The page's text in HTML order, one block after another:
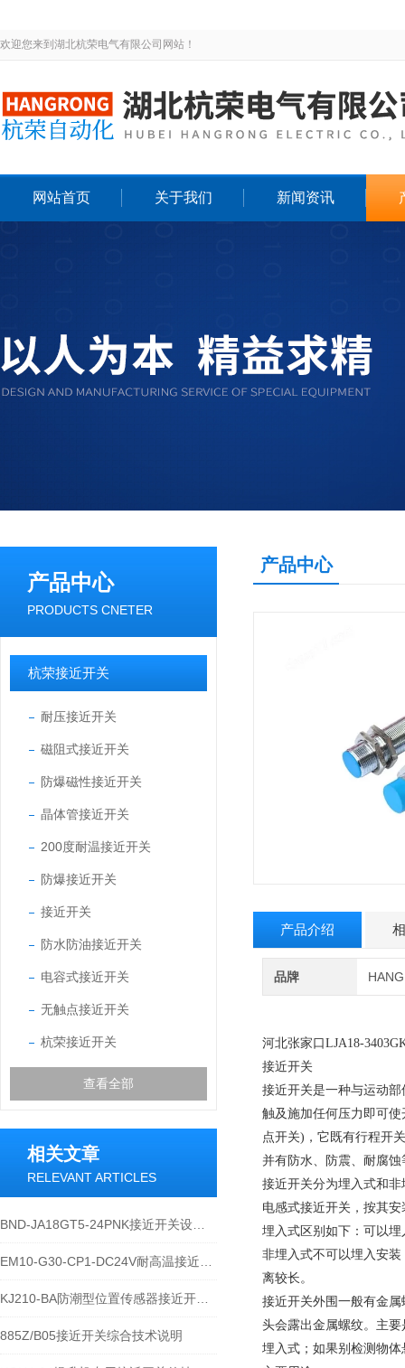
欢迎您来到湖北杭荣电气有限公司网站！
网站首页 关于我们 新闻资讯
产品中心
PRODUCTS CNETER
杭荣接近开关
耐压接近开关
磁阻式接近开关
防爆磁性接近开关
晶体管接近开关
200度耐温接近开关
防爆接近开关
接近开关
防水防油接近开关
电容式接近开关
无触点接近开关
杭荣接近开关
查看全部
相关文章
RELEVANT ARTICLES
885Z/B05接近开关综合技术说明
产品中心
产品介绍
品牌
河北张家口LJA18-
接近开关
接近开关是一种与运动
触及施加任何压力即可
点开关)，它既有行程开
并有防水、防震、耐腐
接近开关分为埋入式和非
电感式接近开关，按其
埋入式区别如下：可以
非埋入式不可以埋入安
离较长。
接近开关外围一般有金
头会露出金属螺纹。主
埋入式；如果别检测物